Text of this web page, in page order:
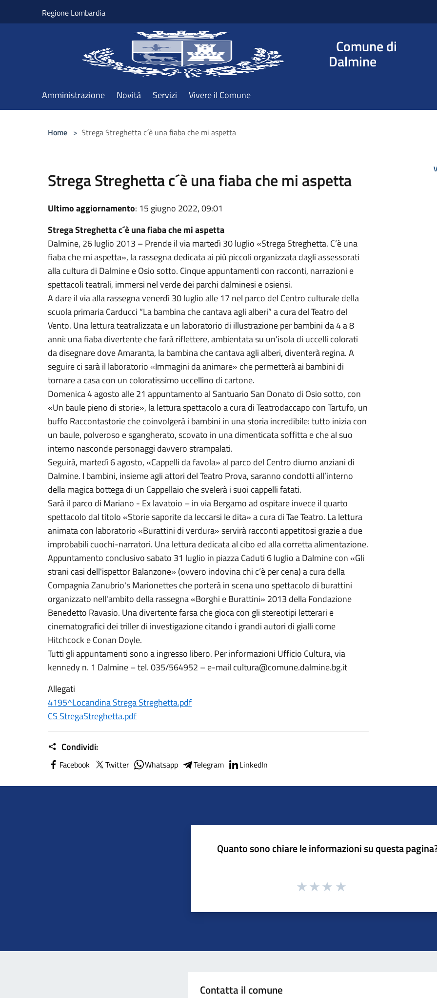
Regione Lombardia
Comune di
Dalmine
Amministrazione Novità Servizi Vivere il Comune
Home > Strega Streghetta c´è una fiaba che mi aspetta
Strega Streghetta c´è una fiaba che mi aspetta
Ultimo aggiornamento: 15 giugno 2022, 09:01
Strega Streghetta c´è una fiaba che mi aspetta
Dalmine, 26 luglio 2013 – Prende il via martedì 30 luglio «Strega Streghetta. C’è una
fiaba che mi aspetta», la rassegna dedicata ai più piccoli organizzata dagli assessorati
alla cultura di Dalmine e Osio sotto. Cinque appuntamenti con racconti, narrazioni e
spettacoli teatrali, immersi nel verde dei parchi dalminesi e osiensi.
A dare il via alla rassegna venerdì 30 luglio alle 17 nel parco del Centro culturale della
scuola primaria Carducci “La bambina che cantava agli alberi” a cura del Teatro del
Vento. Una lettura teatralizzata e un laboratorio di illustrazione per bambini da 4 a 8
anni: una fiaba divertente che farà riflettere, ambientata su un’isola di uccelli colorati
da disegnare dove Amaranta, la bambina che cantava agli alberi, diventerà regina. A
seguire ci sarà il laboratorio «Immagini da animare» che permetterà ai bambini di
tornare a casa con un coloratissimo uccellino di cartone.
Domenica 4 agosto alle 21 appuntamento al Santuario San Donato di Osio sotto, con
«Un baule pieno di storie», la lettura spettacolo a cura di Teatrodaccapo con Tartufo, un
buffo Raccontastorie che coinvolgerà i bambini in una storia incredibile: tutto inizia con
un baule, polveroso e sgangherato, scovato in una dimenticata soffitta e che al suo
interno nasconde personaggi davvero strampalati.
Seguirà, martedì 6 agosto, «Cappelli da favola» al parco del Centro diurno anziani di
Dalmine. I bambini, insieme agli attori del Teatro Prova, saranno condotti all’interno
della magica bottega di un Cappellaio che svelerà i suoi cappelli fatati.
Sarà il parco di Mariano - Ex lavatoio – in via Bergamo ad ospitare invece il quarto
spettacolo dal titolo «Storie saporite da leccarsi le dita» a cura di Tae Teatro. La lettura
animata con laboratorio «Burattini di verdura» servirà racconti appetitosi grazie a due
improbabili cuochi-narratori. Una lettura dedicata al cibo ed alla corretta alimentazione.
Appuntamento conclusivo sabato 31 luglio in piazza Caduti 6 luglio a Dalmine con «Gli
strani casi dell'ispettor Balanzone» (ovvero indovina chi c’è per cena) a cura della
Compagnia Zanubrio's Marionettes che porterà in scena uno spettacolo di burattini
organizzato nell'ambito della rassegna «Borghi e Burattini» 2013 della Fondazione
Benedetto Ravasio. Una divertente farsa che gioca con gli stereotipi letterari e
cinematografici dei triller di investigazione citando i grandi autori di gialli come
Hitchcock e Conan Doyle.
Tutti gli appuntamenti sono a ingresso libero. Per informazioni Ufficio Cultura, via
kennedy n. 1 Dalmine – tel. 035/564952 – e-mail cultura@comune.dalmine.bg.it
Allegati
4195^Locandina Strega Streghetta.pdf
CS StregaStreghetta.pdf
Condividi:
Facebook Twitter Whatsapp Telegram LinkedIn
Quanto sono chiare le informazioni su questa
Contatta il comune